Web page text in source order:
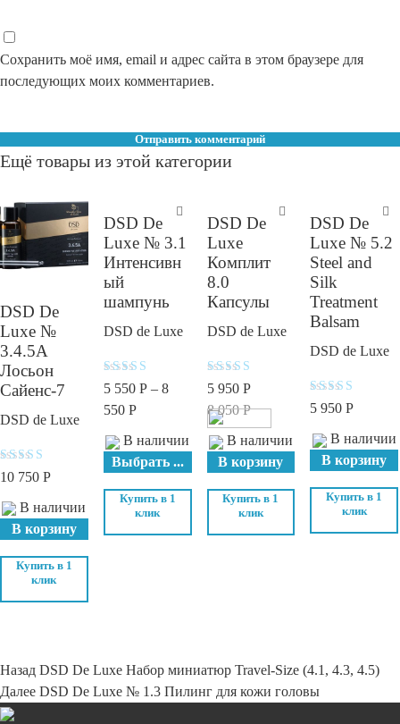
Сохранить моё имя, email и адрес сайта в этом браузере для
последующих моих комментариев.
Ещё товары из этой категории
DSD De
Luxe №
3.4.5A
Лосьон
Сайенс-7
DSD de Luxe
Оценка
5.00
10 750 Р
В наличии
В корзину
Купить в 1
клик
DSD De
Luxe № 3.1
Интенсивн
ый
шампунь
DSD de Luxe
Оценка
5.00
из 5
5 550 Р– 8
550 Р
В наличии
Выбрать ...
Купить в 1
клик
DSD De
Luxe
Комплит
8.0
Капсулы
DSD de Luxe
Оценка
4.2
из 5
5 950 Р
8 050Р
В наличии
В корзину
Купить в 1
клик
DSD De
Luxe № 5.2
Steel and
Silk
Treatment
Balsam
DSD de Luxe
Оценка
5.00
5 950Р
В наличии
В корзину
Купить в 1
клик
Навигация
по
записям
Назад Предыдущая
запись:
DSD De Luxe Набор миниатюр Travel-Size (4.1, 4.3, 4.5)
Далее Следующая
DSD De Luxe № 1.3 Пилинг для кожи головы